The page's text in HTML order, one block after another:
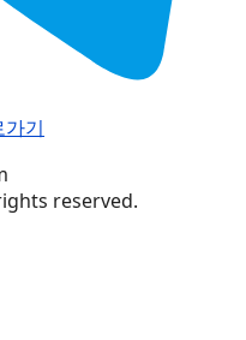
기
reserved.